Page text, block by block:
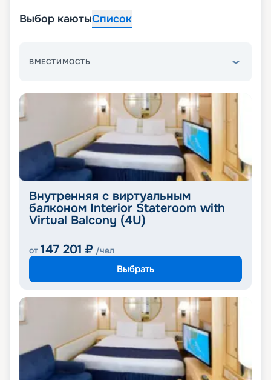
Выбор каютыСписок
ВМЕСТИМОСТЬ
Внутренняя с виртуальным
балконом Interior Stateroom with
Virtual Balcony (4U)
от 147 201 ₽ /чел
Выбрать